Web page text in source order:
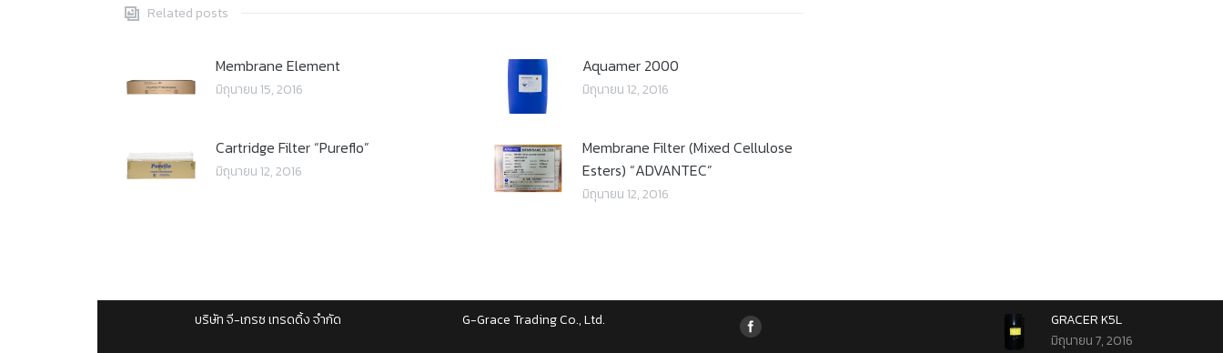
Related posts
Membrane Element
มิถุนายน 15, 2016
Aquamer 2000
มิถุนายน 12, 2016
Cartridge Filter “Pureflo”
มิถุนายน 12, 2016
Membrane Filter (Mixed Cellulose
Esters) “ADVANTEC”
มิถุนายน 12, 2016
บริษัท จี-เกรซ เทรดดิ้ง จำกัด G-Grace Trading Co., Ltd. Find us on:
GRACER K5L
มิถุนายน 7, 2016